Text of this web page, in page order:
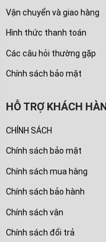
Vận chuyển và giao hàng
Hình thức thanh toán
Các câu hỏi thường gặp
Chính sách bảo mật
HỖ TRỢ KHÁCH
CHÍNH SÁCH
Chính sách bảo mật
Chính sách mua hàng
Chính sách bảo hành
Chính sách vận
Chính sách đổi trả